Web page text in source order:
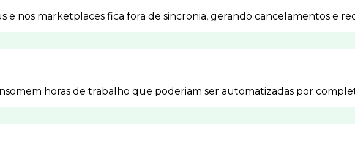
e nos marketplaces fica fora de sincronia, gerando cancelamentos e
horas de trabalho que poderiam ser automatizadas por